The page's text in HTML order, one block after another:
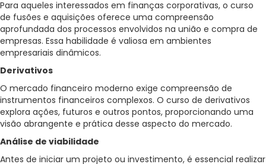
Para aqueles interessados em finanças corporativas, o curso
de fusões e aquisições oferece uma compreensão
aprofundada dos processos envolvidos na união e compra de
empresas. Essa habilidade é valiosa em ambientes
empresariais dinâmicos.
Derivativos
O mercado financeiro moderno exige compreensão de
instrumentos financeiros complexos. O curso de derivativos
explora ações, futuros e outros pontos, proporcionando uma
visão abrangente e prática desse aspecto do mercado.
Análise de viabilidade
Antes de iniciar um projeto ou investimento, é essencial realizar